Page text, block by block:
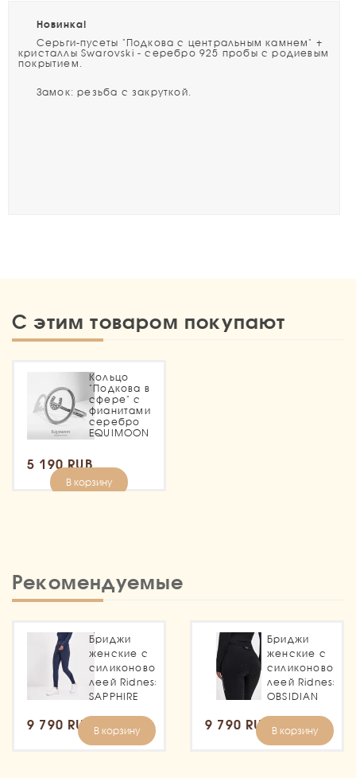
Новинка!
Серьги-пусеты "Подкова с центральным камнем" +
кристаллы Swarovski - серебро 925 пробы с родиевым
покрытием.
Замок: резьба с закруткой.
С этим товаром покупают
Кольцо
"Подкова в
сфере" с
фианитами
серебро
EQUIMOON
5 190 RUB
В корзину
Рекомендуемые
Бриджи
женские с
силиконовой
леей Ridness
SAPPHIRE
9 790 RUB В корзину
Бриджи
женские с
силиконовой
леей Ridness
OBSIDIAN
9 790 RUB В корзину